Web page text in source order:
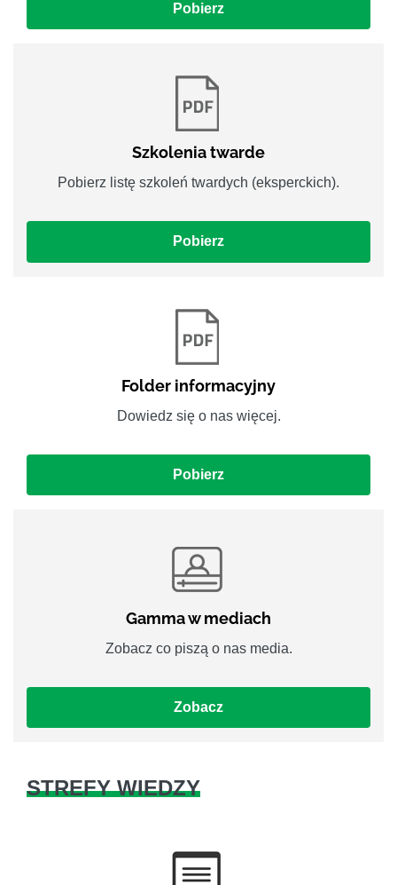
Pobierz
Szkolenia twarde
Pobierz listę szkoleń twardych (eksperckich).
Pobierz
Folder informacyjny
Dowiedz się o nas więcej.
Pobierz
Gamma w mediach
Zobacz co piszą o nas media.
Zobacz
STREFY WIEDZY